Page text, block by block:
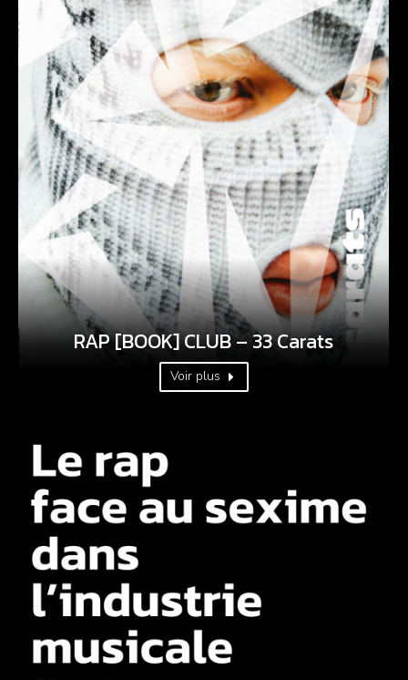
RAP [BOOK] CLUB – 33 Carats
Voir plus